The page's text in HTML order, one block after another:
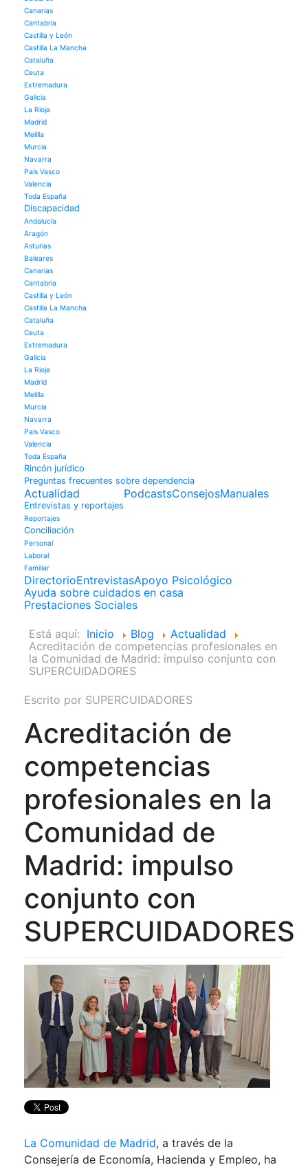
Canarias
Cantabria
Castilla y León
Castilla La Mancha
Cataluña
Ceuta
Extremadura
Galicia
La Rioja
Madrid
Melilla
Murcia
Navarra
País Vasco
Valencia
Toda España
Discapacidad
Andalucía
Aragón
Asturias
Baleares
Canarias
Cantabria
Castilla y León
Castilla La Mancha
Cataluña
Ceuta
Extremadura
Galicia
La Rioja
Madrid
Melilla
Murcia
Navarra
País Vasco
Valencia
Toda España
Rincón jurídico
Preguntas frecuentes sobre dependencia
Actualidad
Entrevistas y reportajes
Reportajes
Conciliación
Personal
Laboral
Familiar
PodcastsConsejosManuales
DirectorioEntrevistasApoyo Psicológico
Ayuda sobre cuidados en casa
Prestaciones Sociales
Está aquí: Inicio Blog
Actualidad
Acreditación de competencias profesionales en
la Comunidad de Madrid: impulso conjunto con
SUPERCUIDADORES
Escrito por SUPERCUIDADORES
Acreditación de
competencias
profesionales en la
Comunidad de
Madrid: impulso
conjunto con
SUPERCUIDADORES
La Comunidad de Madrid, a través de la
Consejería de Economía, Hacienda y Empleo, ha